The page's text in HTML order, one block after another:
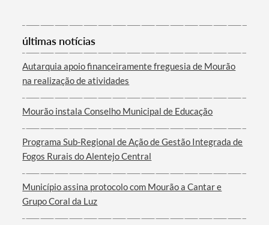
Categorias gerais
Filtros
últimas notícias
Autarquia apoio financeiramente freguesia de Mourão
na realização de atividades
Mourão instala Conselho Municipal de Educação
Programa Sub-Regional de Ação de Gestão Integrada de
Fogos Rurais do Alentejo Central
Município assina protocolo com Mourão a Cantar e
Grupo Coral da Luz